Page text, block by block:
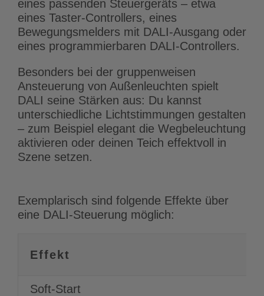
eines passenden Steuergeräts – etwa
eines Taster-Controllers, eines
Bewegungsmelders mit DALI-Ausgang oder
eines programmierbaren DALI-Controllers.
Besonders bei der gruppenweisen
Ansteuerung von Außenleuchten spielt
DALI seine Stärken aus: Du kannst
unterschiedliche Lichtstimmungen gestalten
– zum Beispiel elegant die Wegbeleuchtung
aktivieren oder deinen Teich effektvoll in
Szene setzen.
Exemplarisch sind folgende Effekte über
eine DALI-Steuerung möglich:
Effekt
Soft-Start